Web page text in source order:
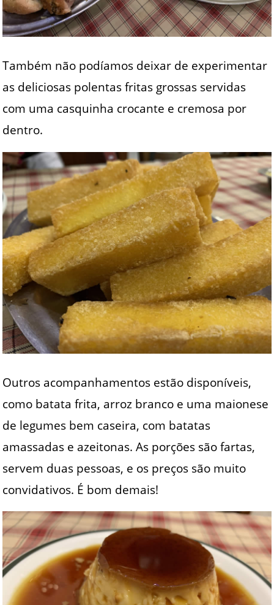
Também não podíamos deixar de experimentar
as deliciosas polentas fritas grossas servidas
com uma casquinha crocante e cremosa por
dentro.
Outros acompanhamentos estão disponíveis,
como batata frita, arroz branco e uma maionese
de legumes bem caseira, com batatas
amassadas e azeitonas. As porções são fartas,
servem duas pessoas, e os preços são muito
convidativos. É bom demais!